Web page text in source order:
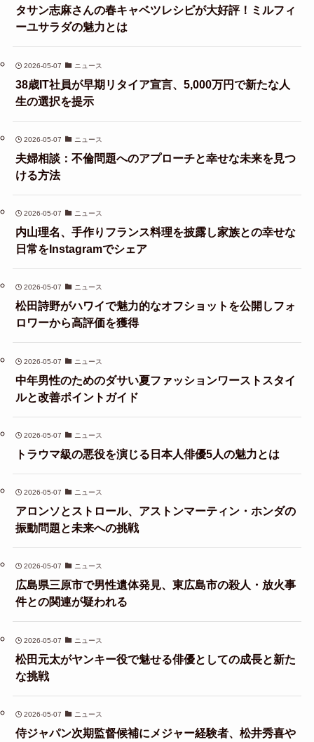
タサン志麻さんの春キャベツレシピが大好評！ミルフィ
ーユサラダの魅力とは
2026-05-07 ニュース
38歳IT社員が早期リタイア宣言、5,000万円で新たな人
生の選択を提示
2026-05-07 ニュース
夫婦相談：不倫問題へのアプローチと幸せな未来を見つ
ける方法
2026-05-07 ニュース
内山理名、手作りフランス料理を披露し家族との幸せな
日常をInstagramでシェア
2026-05-07 ニュース
松田詩野がハワイで魅力的なオフショットを公開しフォ
ロワーから高評価を獲得
2026-05-07 ニュース
中年男性のためのダサい夏ファッションワーストスタイ
ルと改善ポイントガイド
2026-05-07 ニュース
トラウマ級の悪役を演じる日本人俳優5人の魅力とは
2026-05-07 ニュース
アロンソとストロール、アストンマーティン・ホンダの
振動問題と未来への挑戦
2026-05-07 ニュース
広島県三原市で男性遺体発見、東広島市の殺人・放火事
件との関連が疑われる
2026-05-07 ニュース
松田元太がヤンキー役で魅せる俳優としての成長と新た
な挑戦
2026-05-07 ニュース
侍ジャパン次期監督候補にメジャー経験者、松井秀喜や